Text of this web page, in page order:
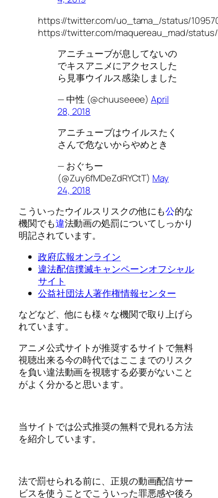
https://twitter.com/uo_tama_/status/
https://twitter.com/maquereau_mad/
アニチューブが息してないの
でキスアニメにアクセスした
ら見事ウイルス感染しました
— 中性 (@chuuseeee)April
28, 2018
アニチューブはウイルスたく
さんで危ないからやめとき
— おぐちー
(@Zuy6fMDeZdRYCtT) May
24, 2018
こういったウイルスリスクの他にも公的な
機関でも違法動画の処罰についてしっかり
明記されています。
政府広報オンライン
違法配信撲滅キャンペーンオフシャル
サイト
公益社団法人著作権情報センター
などなど、他にも様々な機関で取り上げら
れています。
アニメ公式サイトが推奨するサイトで無料
視聴出来る今の時代ではここまでのリスク
を負い違法動画を視聴する必要がないこと
がよく分かると思います。
当サイトでは公式推奨の無料で見れる方法
を紹介しています。
法で罰せられる前に、正規の動画配信サー
ビスを使うことでこういった罪悪感や後ろ